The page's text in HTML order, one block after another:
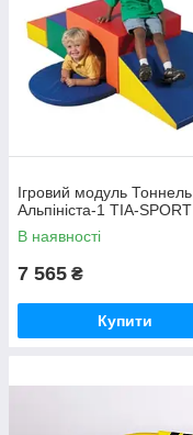
Ігровий модуль Тоннель
Альпініста-1 TIA-SPORT
В наявності
7 565 ₴
Купити